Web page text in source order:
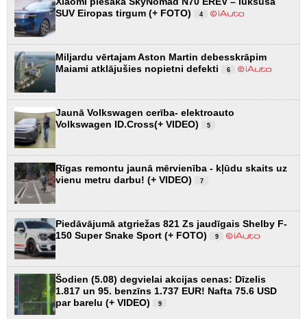
SUV Eiropas tirgum (+ FOTO)
4
Miljardu vērtajam Aston Martin debesskrāpim
Maiami atklājušies nopietni defekti
6
Jaunā Volkswagen cerība- elektroauto
Volkswagen ID.Cross(+ VIDEO)
5
Rīgas remontu jaunā mērvienība - kļūdu skaits uz
vienu metru darbu! (+ VIDEO)
7
Piedāvājumā atgriežas 821 Zs jaudīgais Shelby F-
150 Super Snake Sport (+ FOTO)
9
Šodien (5.08) degvielai akcijas cenas: Dīzelis
1.817 un 95. benzīns 1.737 EUR! Nafta 75.6 USD
par barelu (+ VIDEO)
9